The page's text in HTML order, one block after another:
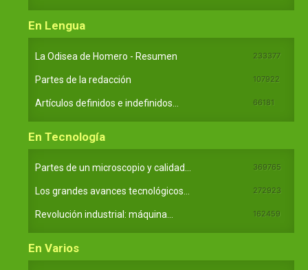
En Lengua
La Odisea de Homero - Resumen 233377
Partes de la redacción 107922
Artículos definidos e indefinidos... 66181
En Tecnología
Partes de un microscopio y calidad... 369765
Los grandes avances tecnológicos... 272923
Revolución industrial: máquina... 162459
En Varios